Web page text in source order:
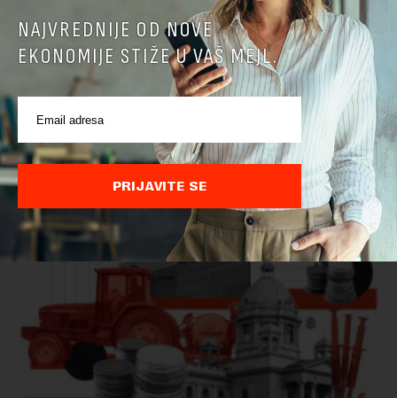
Ministarstvo: EK potvrdila da je Srbija unapredila
kontrolu hrane biljnog porekla
Ministarstvo poljoprivrede, šumarstva i vodoprivrede saopštilo
je danas da je Evropska komisija potvrdila da je Srbija
značajno unapredila sistem službenih kontrola bezbednosti
hrane biljnog porekla, te da k...
NAJVREDNIJE OD NOVE
EKONOMIJE STIŽE U VAŠ MEJL.
PRIJAVITE SE